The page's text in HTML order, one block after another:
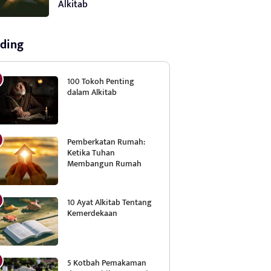
Alkitab
100 Tokoh Penting
dalam Alkitab
Pemberkatan Rumah:
Ketika Tuhan
Membangun Rumah
10 Ayat Alkitab Tentang
Kemerdekaan
5 Kotbah Pemakaman